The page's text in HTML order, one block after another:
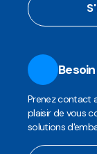
Prenez contact
plaisir de vous
solutions